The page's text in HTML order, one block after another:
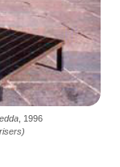
, 1996